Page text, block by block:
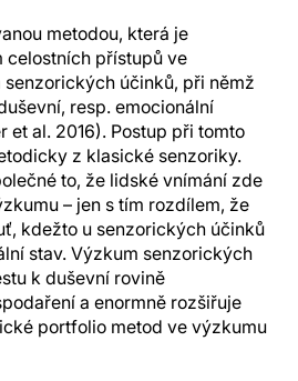
metodou, která je
celostních přístupů ve
účinků, při němž
resp. emocionální
et al. 2016). Postup při tomto
z klasické senzoriky.
to, že lidské vnímání zde
– jen s tím rozdílem, že
kdežto u senzorických účinků
stav. Výzkum senzorických
k duševní rovině
a enormně rozšiřuje
portfolio metod ve výzkumu